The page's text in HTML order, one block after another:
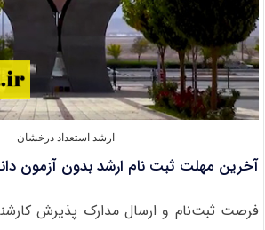
ارشد استعداد درخشان
آخرین مهلت ثبت نام ارشد بدون آزمون
فرصت ثبت‌نام و ارسال مدارک پذیرش